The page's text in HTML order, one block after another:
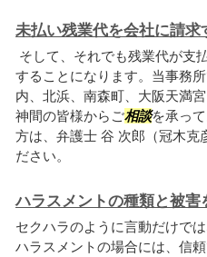
未払い残業代を会社に請求
そして、それでも残業代が支
することになります。当事務
内、北浜、南森町、大阪天満
神間の皆様からご相談を承っ
方は、弁護士 谷 次郎（冠木克
ださい。
ハラスメントの種類と被害
セクハラのように言動だけで
ハラスメントの場合には、信